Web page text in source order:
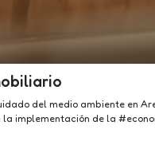
del medio ambiente en
implementación de la